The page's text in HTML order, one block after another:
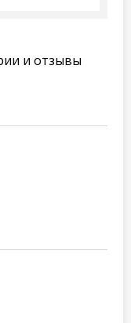
и отзывы